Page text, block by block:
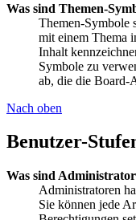
Was sind Themen-
Themen-Symbole
mit einem Thema
Inhalt
Symbole zu
ab, die die Board-
Nach oben
Benutzer-
Was sind
Administratoren
Sie können jede